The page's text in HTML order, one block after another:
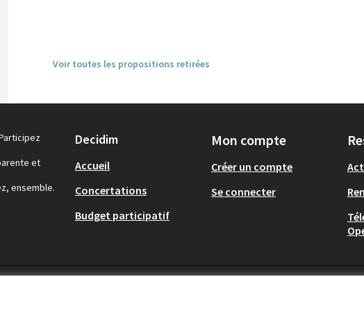
Voir toutes les propositions retirées
et
ensemble.
Decidim
Accueil
Concertations
Budget participatif
Mon compte
Créer un compte
Se connecter